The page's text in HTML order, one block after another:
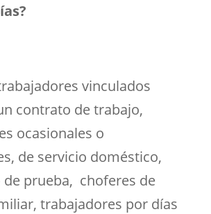
vinculados
contrato de trabajo,
ocasionales o
de servicio doméstico,
de prueba, choferes de
trabajadores por días